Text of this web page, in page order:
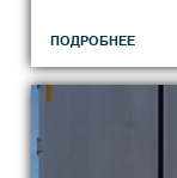
ПОДРОБНЕЕ